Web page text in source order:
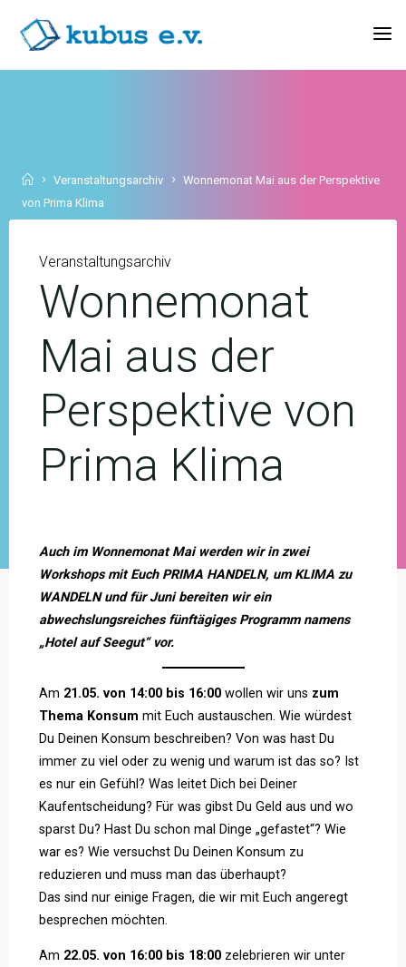
content
HomeVeranstaltungsarchiv
Wonnemonat Mai aus der Perspektive
von Prima Klima
Veranstaltungsarchiv
Wonnemonat
Mai aus der
Perspektive von
Prima Klima
Auch im Wonnemonat Mai werden wir in zwei
Workshops mit Euch PRIMA HANDELN, um KLIMA zu
WANDELN und für Juni bereiten wir ein
abwechslungsreiches fünftägiges Programm namens
„Hotel auf Seegut“ vor.
Am 21.05. von 14:00 bis 16:00wollen wir uns zum
Thema Konsum mit Euch austauschen. Wie würdest
Du Deinen Konsum beschreiben? Von was hast Du
immer zu viel oder zu wenig und warum ist das so? Ist
es nur ein Gefühl? Was leitet Dich bei Deiner
Kaufentscheidung? Für was gibst Du Geld aus und wo
sparst Du? Hast Du schon mal Dinge „gefastet“? Wie
war es? Wie versuchst Du Deinen Konsum zu
reduzieren und muss man das überhaupt?
Das sind nur einige Fragen, die wir mit Euch angeregt
besprechen möchten.
Am 22.05. von 16:00 bis 18:00zelebrieren wir unter